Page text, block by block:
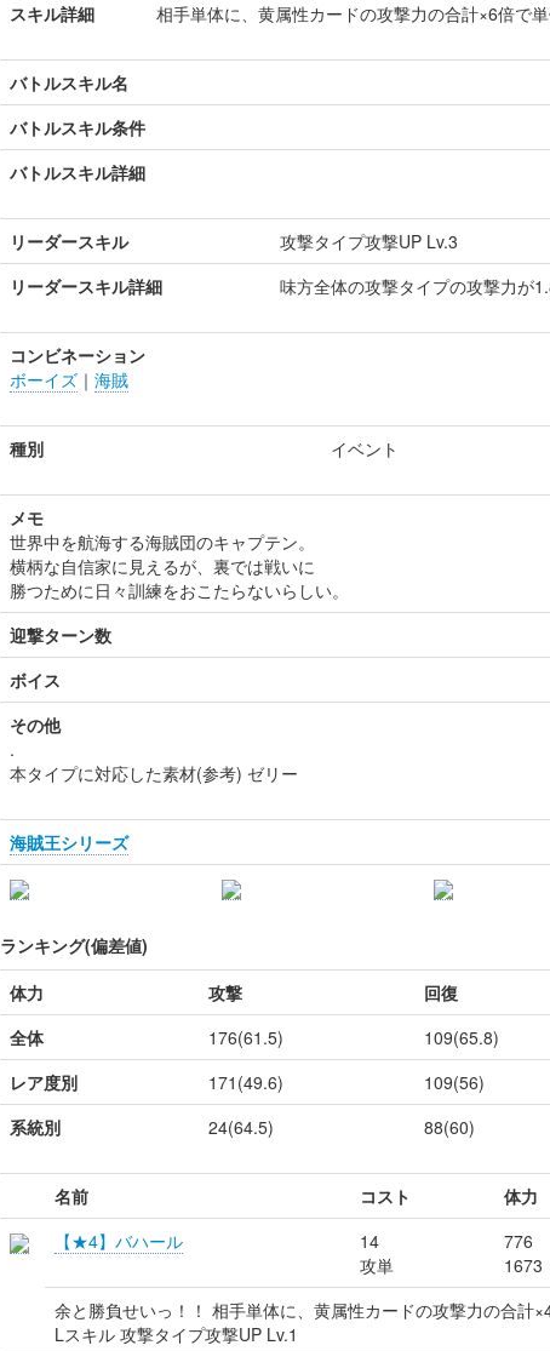
スキル詳細
相手単体に、黄属性カードの攻撃力の合計×6倍で
バトルスキル名
バトルスキル条件
バトルスキル詳細
リーダースキル
攻撃タイプ攻撃UP Lv.3
リーダースキル詳細
味方全体の攻撃タイプの攻撃力が
コンビネーション
ボーイズ ｜ 海賊
種別 イベント
メモ
世界中を航海する海賊団のキャプテン。
横柄な自信家に見えるが、裏では戦いに
勝つために日々訓練をおこたらないらしい。
迎撃ターン数
ボイス
その他
.
本タイプに対応した素材(参考) ゼリー
海賊王シリーズ
ランキング(偏差値)
体力
攻撃
回復
全体
176(61.5) 109(65.8)
レア度別
171(49.6) 109(56)
系統別
24(64.5) 88(60)
名前 コスト 体力
【★4】バハール
14
攻単
776
1673
余と勝負せいっ！！ 相手単体に、黄属性カードの攻撃力の合計
Lスキル 攻撃タイプ攻撃UP Lv.1